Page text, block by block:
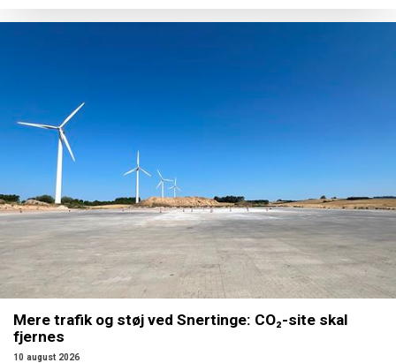
Mere trafik og støj ved Snertinge: CO₂-site skal
fjernes
10 august 2026